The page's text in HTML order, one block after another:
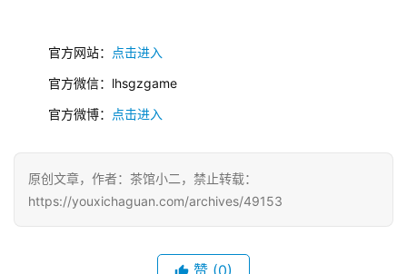
中
国
官方网站：
点击进入
官方微信：lhsgzgame
官方微博：
点击进入
原创文章，作者：茶馆小二，禁止转载：
https://youxichaguan.com/archives/49153